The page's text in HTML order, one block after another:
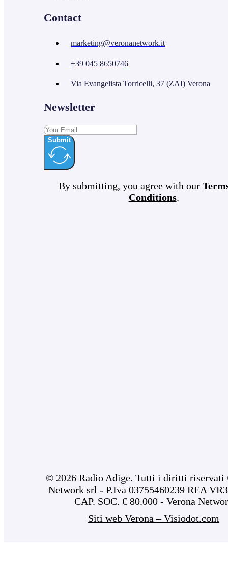
Contact
marketing@veronanetwork.it
+39 045 8650746
Via Evangelista Torricelli, 37 (ZAI) Verona
Newsletter
Submit
By submitting, you agree with our
Conditions.
© 2026 Radio Adige. Tutti i diritti riservati
Network srl - P.Iva 03755460239 REA
CAP. SOC. € 80.000 - Verona
Siti web Verona – Visiodot.com